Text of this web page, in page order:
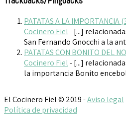
PATATAS A LA IMPORTANCIA
Cocinero Fiel- [...]
San Fernando Gnocchi a la
PATATAS CON BONITO DEL
Cocinero Fiel- [...]
la importancia Bonito
El Cocinero Fiel © 2019 -Aviso legal
Política de privacidad